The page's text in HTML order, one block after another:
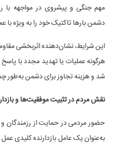
مهم جنگی و پیشروی در مواجهه
دشمن بارها تاکتیک خود را به ویژه با
این شرایط، نشان‌دهنده اثربخشی
هرگونه عملیات یا تهدید مجدد با
شد و هزینه تجاوز برای دشمن به‌طور
نقش مردم در تثبیت موفقیت‌ها و
حضور مردمی در حمایت از رزمندگان و
به‌عنوان یک عامل بازدارنده کلیدی